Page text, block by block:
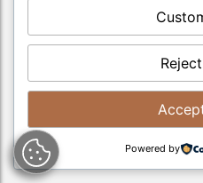
Powered by